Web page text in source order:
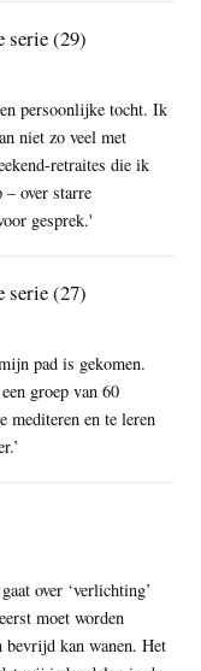
serie (29)
persoonlijke tocht. Ik
niet zo veel met
retraites die ik
over starre
gesprek.'
serie (27)
pad is gekomen.
groep van 60
mediteren en te leren
over ‘verlichting’
moet worden
kan wanen. Het